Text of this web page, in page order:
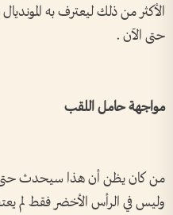
الأكثر من ذلك ليعترف به
حتى الآن .
مواجهة حامل اللقب
من كان يظن أن هذا سيحدث حتى
وليس في الرأس الأخضر فقط لم